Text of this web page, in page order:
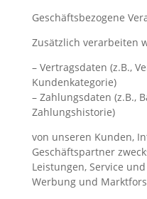
Geschäftsbezogene
Zusätzlich verarbeiten
– Vertragsdaten (z.B.,
Kundenkategorie)
– Zahlungsdaten (z.B.,
Zahlungshistorie)
von unseren Kunden,
Geschäftspartner
Leistungen, Service
Werbung und